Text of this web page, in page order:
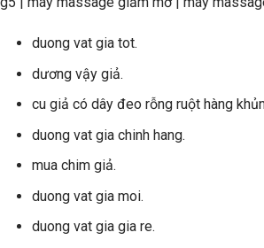
duong vat gia tot.
dương vậy giả.
cu giả có dây đeo rỗng ruột hàng
duong vat gia chinh hang.
mua chim giả.
duong vat gia moi.
duong vat gia gia re.